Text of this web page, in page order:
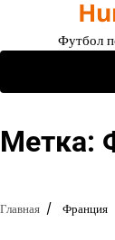
содержимому
Футбол
Метка:
Главная Франция